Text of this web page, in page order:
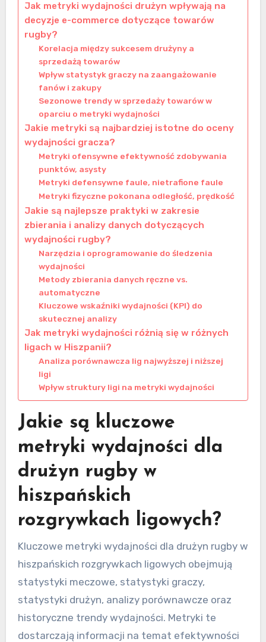
Jak metryki wydajności drużyn wpływają na
decyzje e-commerce dotyczące towarów
rugby?
Korelacja między sukcesem drużyny a
sprzedażą towarów
Wpływ statystyk graczy na zaangażowanie
fanów i zakupy
Sezonowe trendy w sprzedaży towarów w
oparciu o metryki wydajności
Jakie metryki są najbardziej istotne do oceny
wydajności gracza?
Metryki ofensywne efektywność zdobywania
punktów, asysty
Metryki defensywne faule, nietrafione faule
Metryki fizyczne pokonana odległość, prędkość
Jakie są najlepsze praktyki w zakresie
zbierania i analizy danych dotyczących
wydajności rugby?
Narzędzia i oprogramowanie do śledzenia
wydajności
Metody zbierania danych ręczne vs.
automatyczne
Kluczowe wskaźniki wydajności (KPI) do
skutecznej analizy
Jak metryki wydajności różnią się w różnych
ligach w Hiszpanii?
Analiza porównawcza lig najwyższej i niższej
ligi
Wpływ struktury ligi na metryki wydajności
Jakie są kluczowe
metryki wydajności dla
drużyn rugby w
hiszpańskich
rozgrywkach ligowych?
Kluczowe metryki wydajności dla drużyn rugby w
hiszpańskich rozgrywkach ligowych obejmują
statystyki meczowe, statystyki graczy,
statystyki drużyn, analizy porównawcze oraz
historyczne trendy wydajności. Metryki te
dostarczają informacji na temat efektywności